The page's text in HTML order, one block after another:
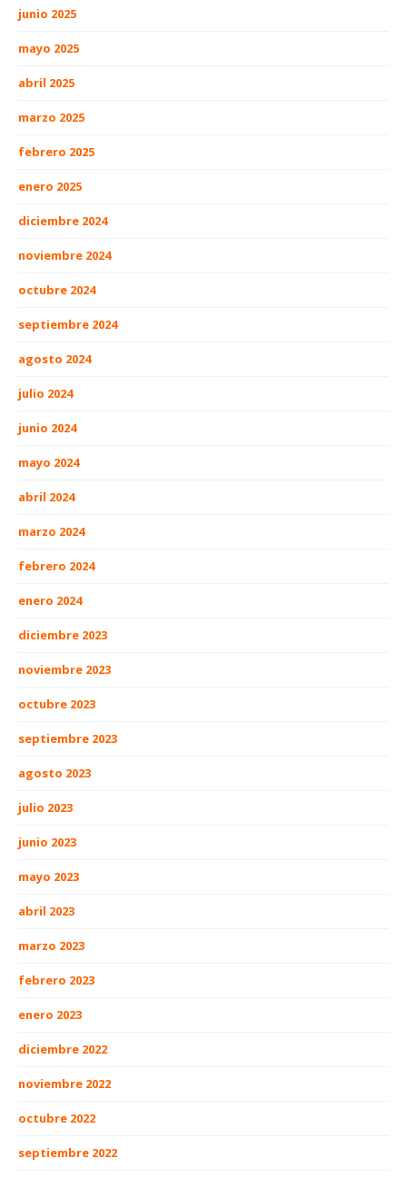
junio 2025
mayo 2025
abril 2025
marzo 2025
febrero 2025
enero 2025
diciembre 2024
noviembre 2024
octubre 2024
septiembre 2024
agosto 2024
julio 2024
junio 2024
mayo 2024
abril 2024
marzo 2024
febrero 2024
enero 2024
diciembre 2023
noviembre 2023
octubre 2023
septiembre 2023
agosto 2023
julio 2023
junio 2023
mayo 2023
abril 2023
marzo 2023
febrero 2023
enero 2023
diciembre 2022
noviembre 2022
octubre 2022
septiembre 2022